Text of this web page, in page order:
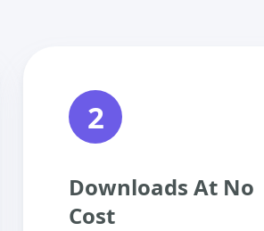
2
Downloads At No
Cost